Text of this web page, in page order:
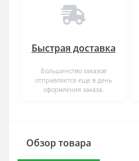
Быстрая доставка
Большинство заказов
отправляется еще в день
оформления заказа.
Обзор товара